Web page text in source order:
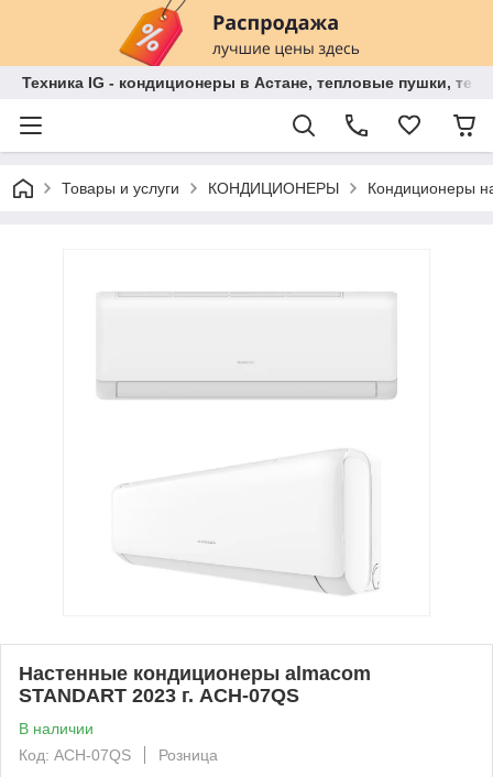
Техника IG - кондиционеры в Астане, тепловые пушки,
Товары и услуги КОНДИЦИОНЕРЫ Кондиционеры
Настенные кондиционеры almacom
STANDART 2023 г. ACH-07QS
В наличии
Код: ACH-07QS
Розница